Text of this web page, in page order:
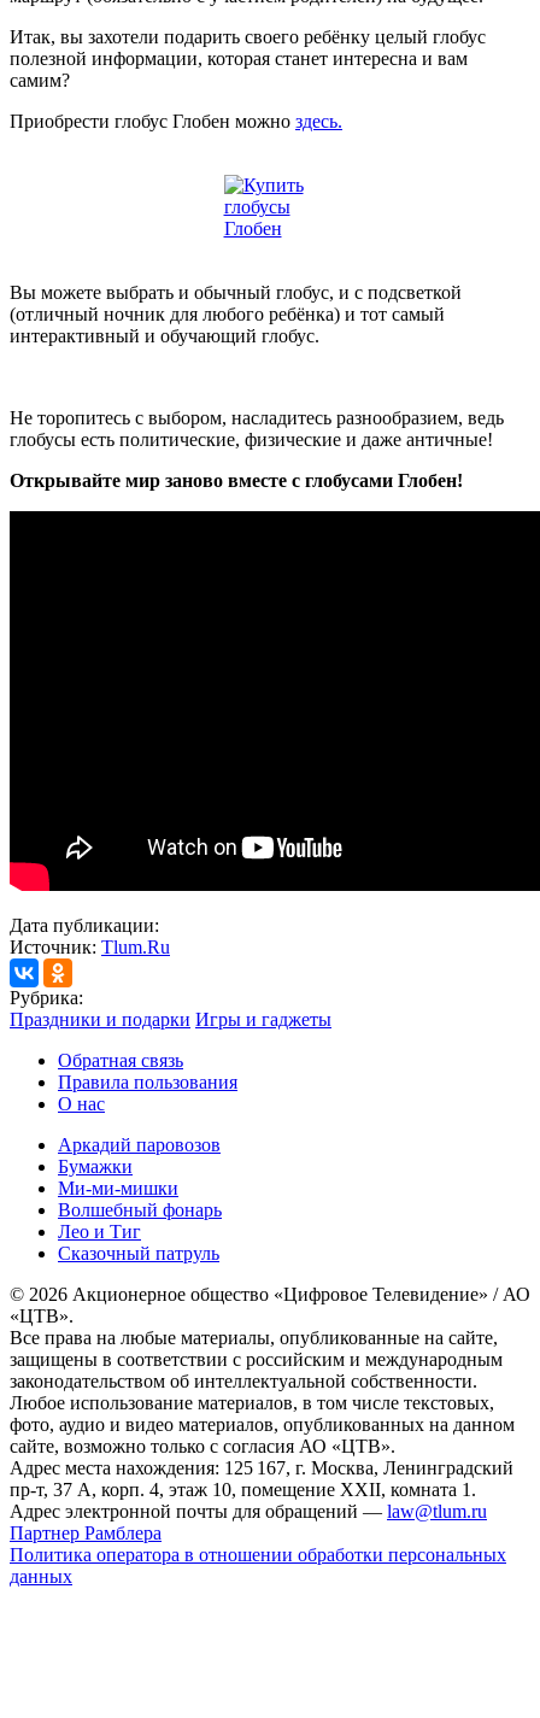
Итак, вы захотели подарить своего ребёнку целый глобус
полезной информации, которая станет интересна и вам
самим?
Приобрести глобус Глобен можно здесь.
Вы можете выбрать и обычный глобус, и с подсветкой
(отличный ночник для любого ребёнка) и тот самый
интерактивный и обучающий глобус.
Не торопитесь с выбором, насладитесь разнообразием, ведь
глобусы есть политические, физические и даже античные!
Открывайте мир заново вместе с глобусами Глобен!
Дата публикации:
Источник: Tlum.Ru
Рубрика:
Праздники и подарки Игры и гаджеты
Обратная связь
Правила пользования
О нас
Аркадий паровозов
Бумажки
Ми-ми-мишки
Волшебный фонарь
Лео и Тиг
Сказочный патруль
© 2026 Акционерное общество «Цифровое Телевидение» / АО
«ЦТВ».
Все права на любые материалы, опубликованные на сайте,
защищены в соответствии с российским и международным
законодательством об интеллектуальной собственности.
Любое использование материалов, в том числе текстовых,
фото, аудио и видео материалов, опубликованных на данном
сайте, возможно только с согласия АО «ЦТВ».
Адрес места нахождения: 125 167, г. Москва, Ленинградский
пр-т, 37 А, корп. 4, этаж 10, помещение XXII, комната 1.
Адрес электронной почты для обращений — law@tlum.ru
Партнер Рамблера
Политика оператора в отношении обработки персональных
данных